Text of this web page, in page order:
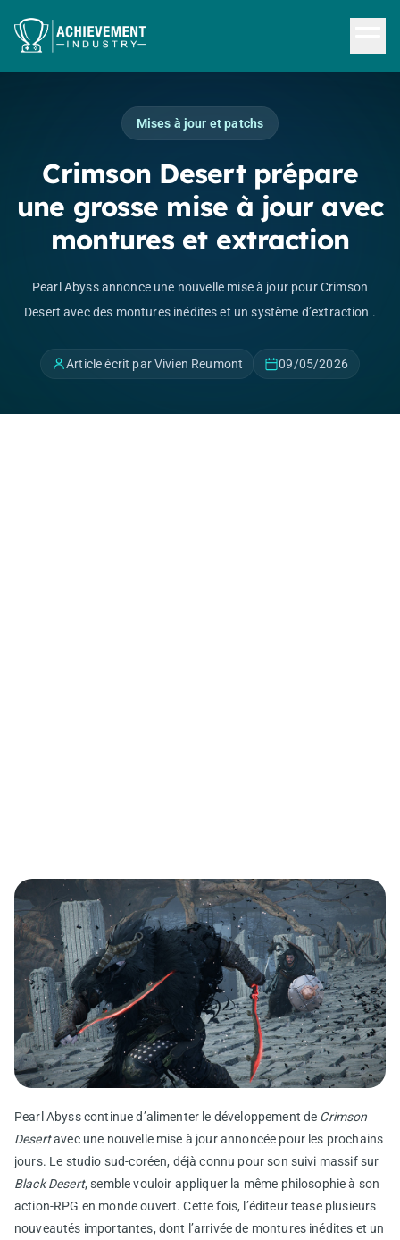
Mises à jour et patchs
Crimson Desert prépare
une grosse mise à jour avec
montures et extraction
Pearl Abyss annonce une nouvelle mise à jour pour Crimson
Desert avec des montures inédites et un système d’extraction .
Article écrit par Vivien Reumont 09/05/2026
Pearl Abyss continue d’alimenter le développement de Crimson
Desertavec une nouvelle mise à jour annoncée pour les prochains
jours. Le studio sud-coréen, déjà connu pour son suivi massif sur
Black Desert, semble vouloir appliquer la même philosophie à son
action-RPG en monde ouvert. Cette fois, l’éditeur tease plusieurs
nouveautés importantes, dont l’arrivée de montures inédites et un